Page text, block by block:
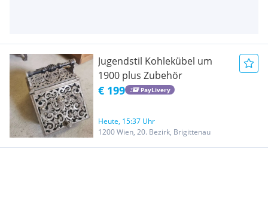
Jugendstil Kohlekübel um
1900 plus Zubehör
€ 199 PayLivery
Heute, 15:37 Uhr
1200 Wien, 20. Bezirk, Brigittenau